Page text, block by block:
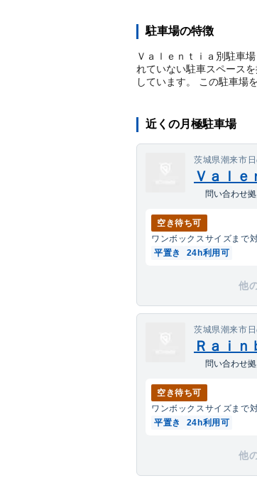
駐車場の特徴
Ｖａｌｅｎｔｉａ別駐車
れていない駐車スペース
しています。 この駐車場
近くの月極駐車場
茨城県潮来市
Ｖａｌｅ
問い合わせ
空き待ち可
ワンボックスサイズまで
平置き
24h利用可
他
茨城県潮来市
Ｒａｉｎ
問い合わせ
空き待ち可
ワンボックスサイズまで
平置き
24h利用可
他